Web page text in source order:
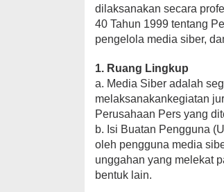
dilaksanakan secara
40 Tahun 1999 tentang
pengelola media siber,
1. Ruang Lingkup
a. Media Siber adalah
melaksanakankegiatan
Perusahaan Pers yang
b. Isi Buatan Pengguna
oleh pengguna media
unggahan yang melekat
bentuk lain.